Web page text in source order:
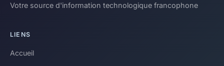
Votre source d'information technologique francophone
LIENS
Accueil